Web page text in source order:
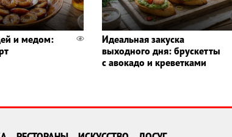
и медом:
Идеальная закуска
выходного дня: брускетты
с авокадо и креветками